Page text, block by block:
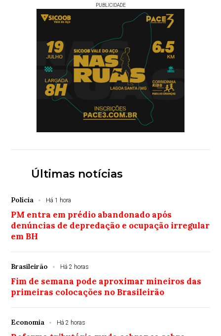
PUBLICIDADE
Últimas notícias
Polícia Há 1 hora
PM entra em prédio abandonado após
denúncias de depredação e ocupação irregular
em BH
Brasileirão Há 2 horas
Fim de semana pode aproximar mineiros das
primeiras colocações no Brasileirão
Economia Há 2 horas